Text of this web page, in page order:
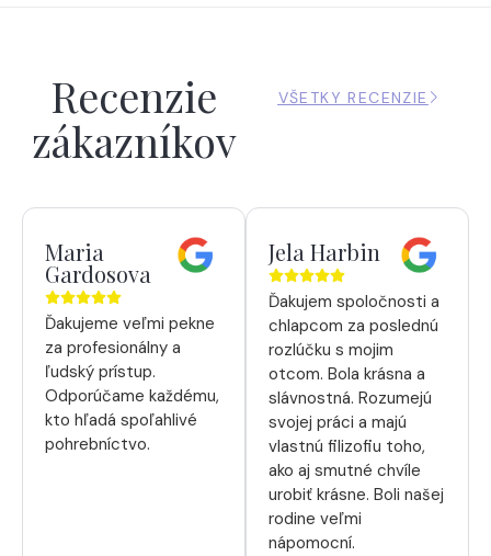
Recenzie
zákazníkov
VŠETKY RECENZIE
Maria
Gardosova
Ďakujeme veľmi pekne
za profesionálny a
ľudský prístup.
Odporúčame každému,
kto hľadá spoľahlivé
pohrebníctvo.
Jela Harbin
Ďakujem spoločnosti a
chlapcom za poslednú
rozlúčku s mojim
otcom. Bola krásna a
slávnostná. Rozumejú
svojej práci a majú
vlastnú filizofiu toho,
ako aj smutné chvíle
urobiť krásne. Boli našej
rodine veľmi
nápomocní.